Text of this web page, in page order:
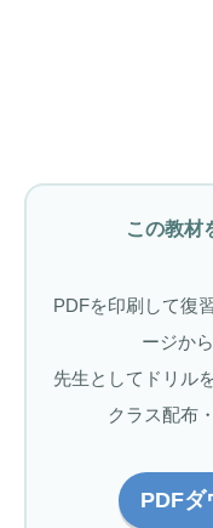
この教材
PDFを印刷して復
ージか
先生としてドリル
クラス配布
PDFダ